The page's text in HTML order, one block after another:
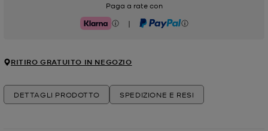
Paga a rate con
Klarna | PayPal
RITIRO GRATUITO IN NEGOZIO
DETTAGLI PRODOTTO SPEDIZIONE E RESI